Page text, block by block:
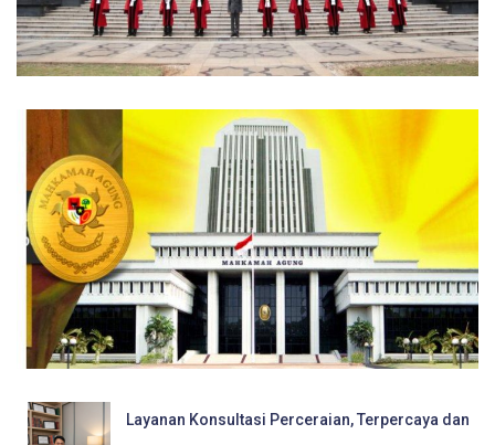
Layanan Konsultasi Perceraian, Terpercaya dan